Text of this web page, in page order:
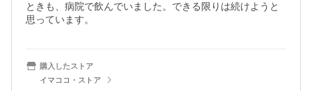
ときも、病院で飲んでいました。できる限りは続けようと
思っています。
購入したストア
イマココ・ストア